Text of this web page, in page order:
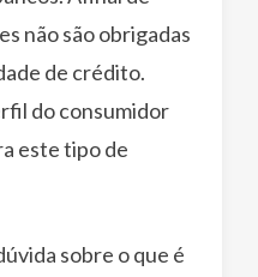
não são obrigadas
de crédito.
do consumidor
este tipo de
sobre o que é